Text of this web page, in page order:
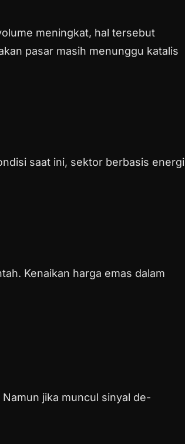
meningkat, hal tersebut
pasar masih menunggu katalis
saat ini, sektor berbasis energi
Kenaikan harga emas dalam
jika muncul sinyal de-